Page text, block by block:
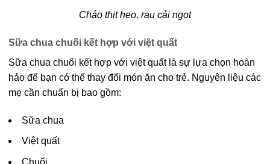
Cháo thịt heo, rau cải ngọt
Sữa chua chuối kết hợp với việt quất
Sữa chua chuối kết hợp với việt quất là sự lựa chọn hoàn
hảo để bạn có thể thay đổi món ăn cho trẻ. Nguyên liệu các
mẹ cần chuẩn bị bao gồm:
Sữa chua
Việt quất
Chuối